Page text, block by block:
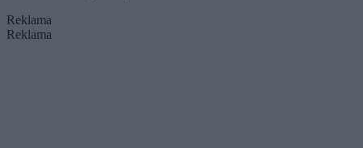
Reklama
Reklama